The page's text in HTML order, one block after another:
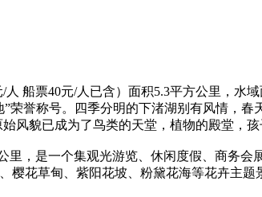
船票40元/人已含）面积5.3平方公里，
荣誉称号。四季分明的下渚湖别有风情，
风貌已成为了鸟类的天堂，植物的殿堂，
里，是一个集观光游览、休闲度假、商务
花草甸、紫阳花坡、粉黛花海等花卉主